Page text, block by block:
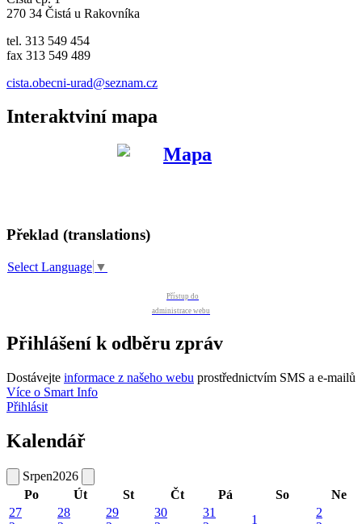
270 34 Čistá u Rakovníka
tel. 313 549 454
fax 313 549 489
cista.obecni-urad@seznam.cz
Interaktviní mapa
Překlad (translations)
Select Language ▼
Přístup do
administrace webu
Přihlášení k odběru zpráv
Dostávejte informace z našeho webu prostřednictvím SMS a e-mailů
Více o Smart Info
Přihlásit
Kalendář
Srpen2026
Po
Út St Čt Pá So
Ne
27
28
29
30
31
1
2